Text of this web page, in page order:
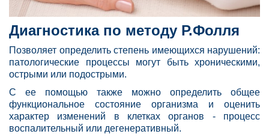
Диагностика по методу Р.Фолля
Позволяет определить степень имеющихся нарушений:
патологические процессы могут быть хроническими,
острыми или подострыми.
С ее помощью также можно определить общее
функциональное состояние организма и оценить
характер изменений в клетках органов - процесс
воспалительный или дегенеративный.